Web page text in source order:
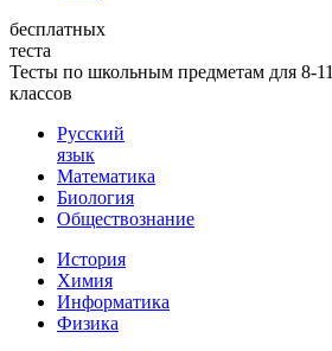
бесплатных
теста
Тесты по школьным предметам для 8-11
классов
Русский
язык
Математика
Биология
Обществознание
История
Химия
Информатика
Физика